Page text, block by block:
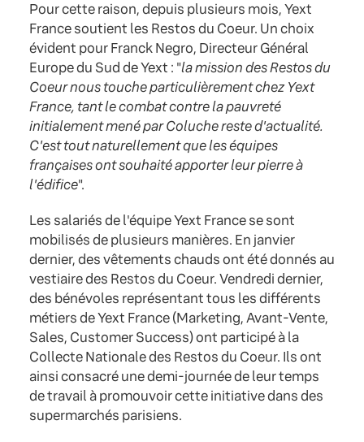
Pour cette raison, depuis plusieurs mois, Yext
France soutient les Restos du Coeur. Un choix
évident pour Franck Negro, Directeur Général
Europe du Sud de Yext : "la mission des Restos du
Coeur nous touche particulièrement chez Yext
France, tant le combat contre la pauvreté
initialement mené par Coluche reste d'actualité.
C'est tout naturellement que les équipes
françaises ont souhaité apporter leur pierre à
l'édifice".
Les salariés de l'équipe Yext France se sont
mobilisés de plusieurs manières. En janvier
dernier, des vêtements chauds ont été donnés au
vestiaire des Restos du Coeur. Vendredi dernier,
des bénévoles représentant tous les différents
métiers de Yext France (Marketing, Avant-Vente,
Sales, Customer Success) ont participé à la
Collecte Nationale des Restos du Coeur. Ils ont
ainsi consacré une demi-journée de leur temps
de travail à promouvoir cette initiative dans des
supermarchés parisiens.